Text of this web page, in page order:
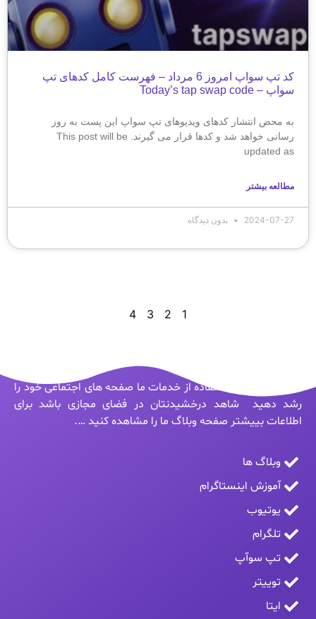
کد تپ سواپ امروز 6 مرداد – فهرست کامل کدهای تپ
سواپ – Today’s tap swap code
به محض انتشار کدهای ویدیوهای تپ سواپ این پست به روز
رسانی خواهد شد و کدها قرار می گیرند. This post will be
updated as
مطالعه بیشتر
2024-07-27 بدون دیدگاه
1
2
3
4
شما میتوانید با استفاده از خدمات ما صفحه های اجتماعی خود را
رشد دهید شاهد درخشیدنتان در فضای مجازی باشد برای
اطلاعات بییشتر صفحه وبلاگ ما را مشاهده کنید ….
وبلاگ ها
آموزش اینستاگرام
یوتیوب
تلگرام
تپ سوآپ
توییتر
ایتا